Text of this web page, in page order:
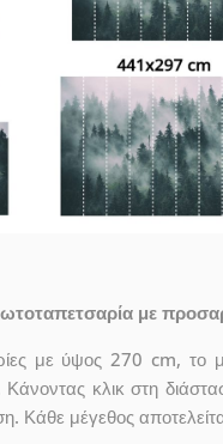
με
με ύψος 270 cm, το
κλικ στη
Κάθε μέγεθος